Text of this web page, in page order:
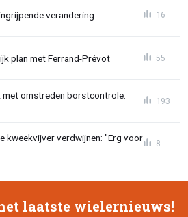
verandering 16
plan met Ferrand-Prévot 55
met omstreden borstcontrole:
193
kweekvijver verdwijnen: "Erg voor
8
laatste wielernieuws!